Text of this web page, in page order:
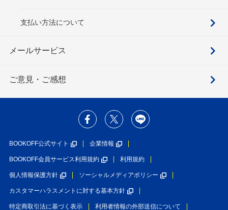
支払い方法について
メールサービス
ご意見・ご感想
BOOKOFF公式サイト 企業情報
BOOKOFF会員サービス利用規約 利用規約
個人情報保護方針 ソーシャルメディアポリシー
カスタマーハラスメントに対する基本方針
特定商取引法に基づく表示 利用者情報の外部送信について